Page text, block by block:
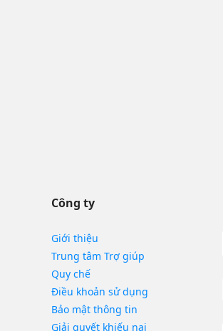
Công ty
Giới thiệu
Trung tâm Trợ giúp
Quy chế
Điều khoản sử dụng
Bảo mật thông tin
Giải quyết khiếu nại